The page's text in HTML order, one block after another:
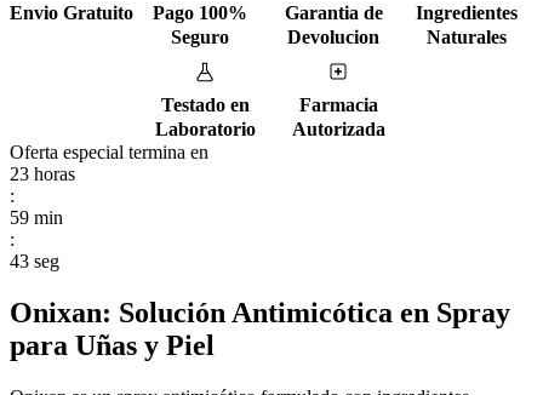
Envio Gratuito
Pago 100%
Seguro
Garantia de
Devolucion
Ingredientes
Naturales
Testado en
Laboratorio
Farmacia
Autorizada
Oferta especial termina en
23 horas
:
59 min
:
42 seg
Onixan: Solución Antimicótica en Spray
para Uñas y Piel